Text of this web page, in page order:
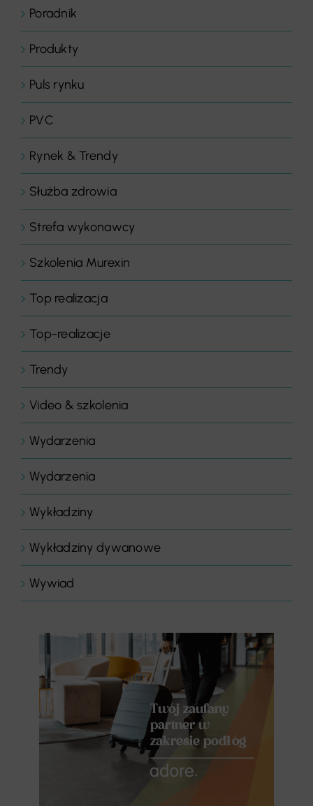
Poradnik
Produkty
Puls rynku
PVC
Rynek & Trendy
Służba zdrowia
Strefa wykonawcy
Szkolenia Murexin
Top realizacja
Top-realizacje
Trendy
Video & szkolenia
Wydarzenia
Wydarzenia
Wykładziny
Wykładziny dywanowe
Wywiad